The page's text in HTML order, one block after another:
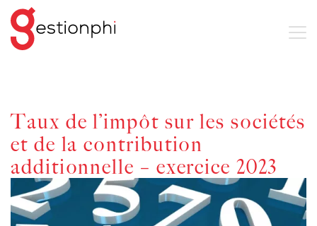
Taux de l’impôt sur les sociétés
et de la contribution
additionnelle – exercice 2023